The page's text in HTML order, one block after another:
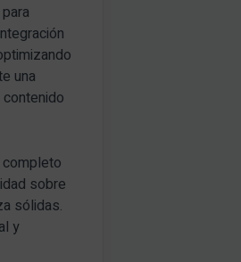
una
sobre
sólidas.
y